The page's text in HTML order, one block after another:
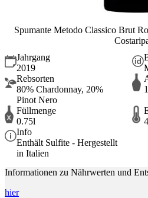
Spumante Metodo Classico Brut
Jahrgang
2019
Rebsorten
80% Chardonnay, 20%
Pinot Nero
Füllmenge
0.75l
Info
Enthält Sulfite - Hergestellt
in Italien
Informationen zu Nährwerten und
hier